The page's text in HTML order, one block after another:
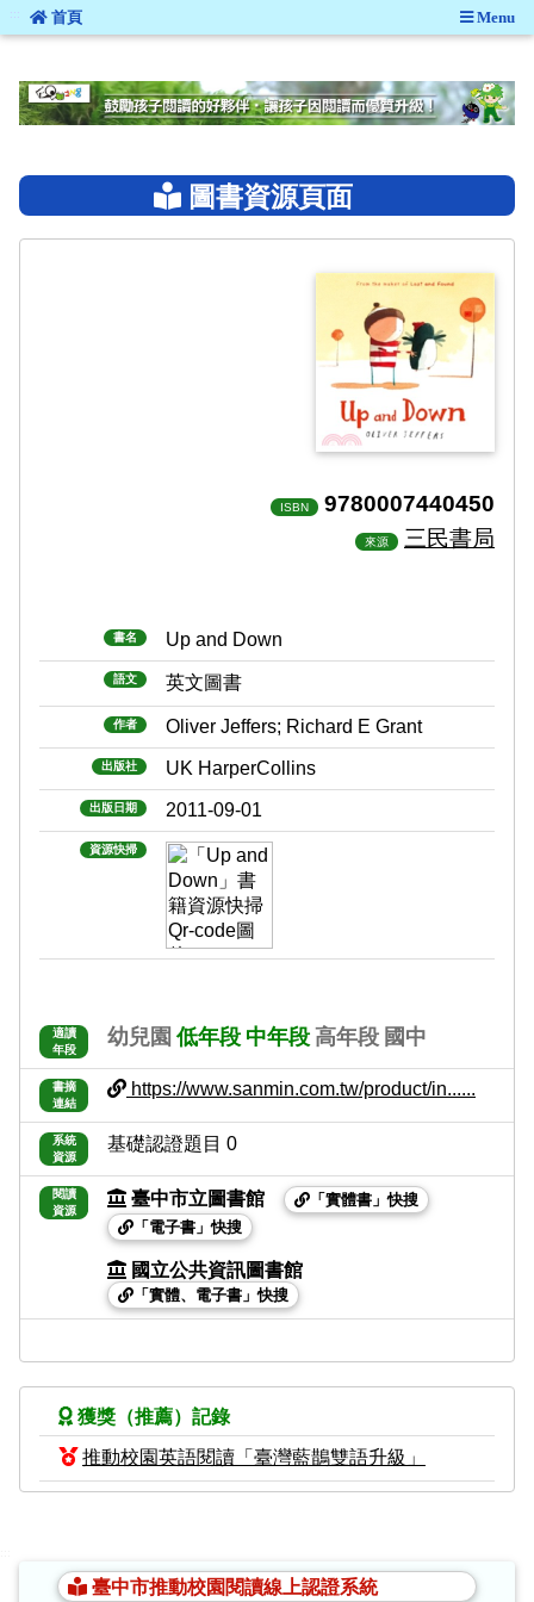
::: 首頁 Menu
圖書資源頁面
ISBN 9780007440450
來源 三民書局
書名 Up and Down
語文 英文圖書
作者 Oliver Jeffers; Richard E Grant
出版社 UK HarperCollins
出版日期 2011-09-01
資源快掃
適讀
年段
幼兒園 低年段 中年段 高年段 國中
書摘
連結
https://www.sanmin.com.tw/product/in......
系統
資源
基礎認證題目 0
閱讀
資源
臺中市立圖書館
「實體書」快搜
「電子書」快搜
國立公共資訊圖書館
「實體、電子書」快搜
獲獎（推薦）記錄
推動校園英語閱讀「臺灣藍鵲雙語升級」
臺中市推動校園閱讀線上認證系統